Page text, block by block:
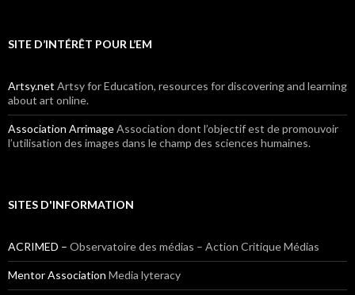
SITE D’INTÉRÊT POUR L’EM
Artsy.net Artsy for Education, resources for discovering and learning
about art online.
Association ArrimageAssociation dont l’objectif est de promouvoir
l’utilisation des images dans le champ des sciences humaines.
SITES D'INFORMATION
ACRIMED – Observatoire des médias – Action Critique Médias
Mentor Association Media lyteracy